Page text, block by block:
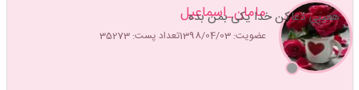
مامان_اسماعیل
عضویت: 1398/04/03 تعداد پست: 35273
هعییی دعاکن خدا یکی بمن بده